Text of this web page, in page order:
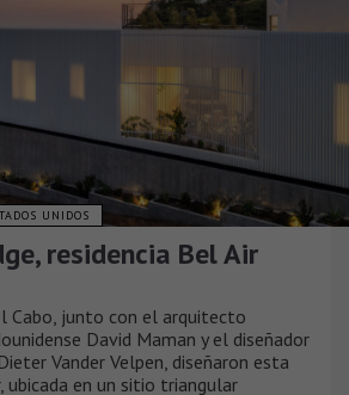
UNIDOS
residencia Bel Air
Cabo, junto con el arquitecto
David Maman y el diseñador
Vander Velpen, diseñaron esta
ubicada en un sitio triangular